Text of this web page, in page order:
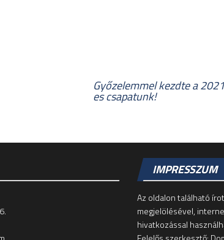
Győzelemmel kezdte a
es csapatunk!
IMPRESSZUM
Az oldalon található
megjelölésével,
hivatkozással